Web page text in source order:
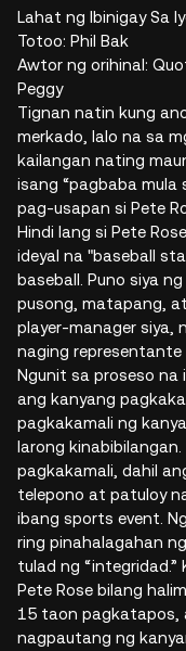
Lahat ng Ibinigay Sa
Totoo: Phil Bak
Awtor ng orihinal:
Peggy
Tignan natin kung
merkado, lalo na sa
kailangan nating
isang “pagbaba mula
pag-usapan si Pete
Hindi lang si Pete
ideyal na "baseball
baseball. Puno siya
pusong, matapang,
player-manager siya,
naging representante
Ngunit sa proseso na
ang kanyang
pagkakamali ng
larong
pagkakamali, dahil
telepono at patuloy
ibang sports event.
ring pinahalagahan
tulad ng “integridad.”
Pete Rose bilang
15 taon pagkatapos,
nagpautang ng